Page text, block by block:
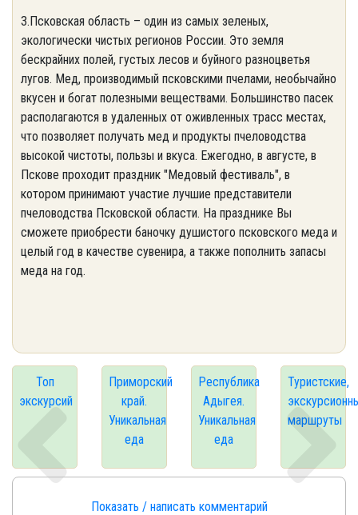
3.Псковская область – один из самых зеленых,
экологически чистых регионов России. Это земля
бескрайних полей, густых лесов и буйного разноцветья
лугов. Мед, производимый псковскими пчелами, необычайно
вкусен и богат полезными веществами. Большинство пасек
располагаются в удаленных от оживленных трасс местах,
что позволяет получать мед и продукты пчеловодства
высокой чистоты, пользы и вкуса. Ежегодно, в августе, в
Пскове проходит праздник "Медовый фестиваль", в
котором принимают участие лучшие представители
пчеловодства Псковской области. На празднике Вы
сможете приобрести баночку душистого псковского меда и
целый год в качестве сувенира, а также пополнить запасы
меда на год.
Топ
экскурсий
Приморский
край.
Уникальная
еда
Республика
Адыгея.
Уникальная
еда
Туристские,
маршруты
Показать / написать комментарий